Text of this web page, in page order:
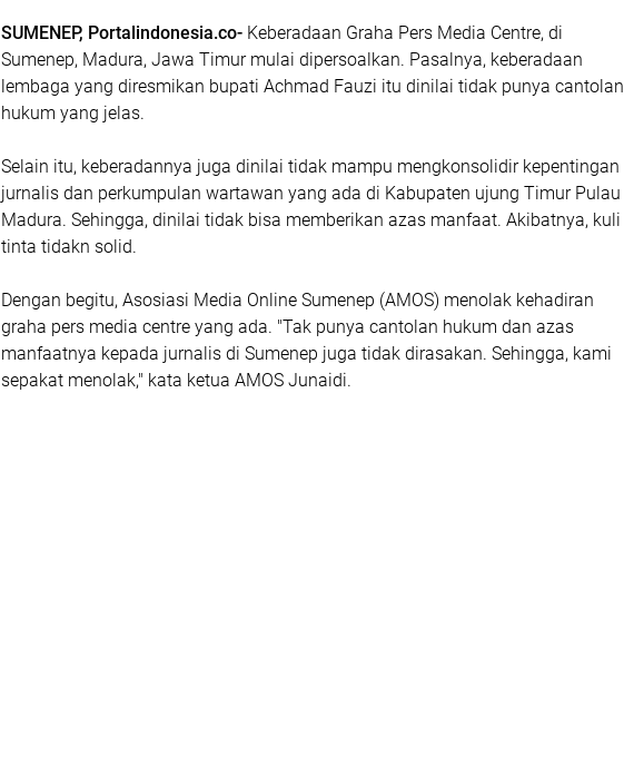
SUMENEP, Portalindonesia.co- Keberadaan Graha Pers Media Centre, di
Sumenep, Madura, Jawa Timur mulai dipersoalkan. Pasalnya, keberadaan
lembaga yang diresmikan bupati Achmad Fauzi itu dinilai tidak punya cantolan
hukum yang jelas.
Selain itu, keberadannya juga dinilai tidak mampu mengkonsolidir kepentingan
jurnalis dan perkumpulan wartawan yang ada di Kabupaten ujung Timur Pulau
Madura. Sehingga, dinilai tidak bisa memberikan azas manfaat. Akibatnya, kuli
tinta tidakn solid.
Dengan begitu, Asosiasi Media Online Sumenep (AMOS) menolak kehadiran
graha pers media centre yang ada. "Tak punya cantolan hukum dan azas
manfaatnya kepada jurnalis di Sumenep juga tidak dirasakan. Sehingga, kami
sepakat menolak," kata ketua AMOS Junaidi.